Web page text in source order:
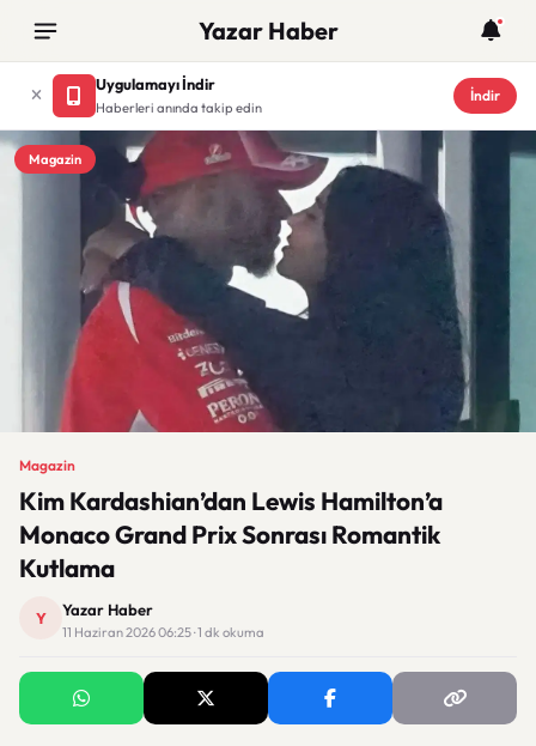
Yazar Haber
Uygulamayı İndir
Haberleri anında takip edin
İndir
Magazin
Magazin
Kim Kardashian’dan Lewis Hamilton’a
Monaco Grand Prix Sonrası Romantik
Kutlama
Y Yazar Haber
11 Haziran 2026 06:25 · 1 dk okuma